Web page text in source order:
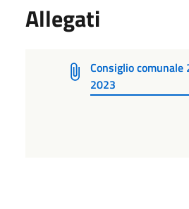
Allegati
Consiglio comunale
2023